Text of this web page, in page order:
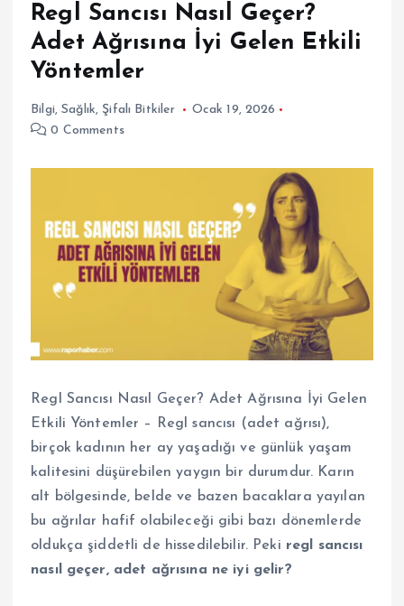
Regl Sancısı Nasıl Geçer?
Adet Ağrısına İyi Gelen Etkili
Yöntemler
Bilgi,Sağlık, Şifalı Bitkiler
Ocak 19, 2026
0 Comments
Regl Sancısı Nasıl Geçer? Adet Ağrısına İyi Gelen
Etkili Yöntemler – Regl sancısı (adet ağrısı),
birçok kadının her ay yaşadığı ve günlük yaşam
kalitesini düşürebilen yaygın bir durumdur. Karın
alt bölgesinde, belde ve bazen bacaklara yayılan
bu ağrılar hafif olabileceği gibi bazı dönemlerde
oldukça şiddetli de hissedilebilir. Peki regl sancısı
nasıl geçer, adet ağrısına ne iyi gelir?